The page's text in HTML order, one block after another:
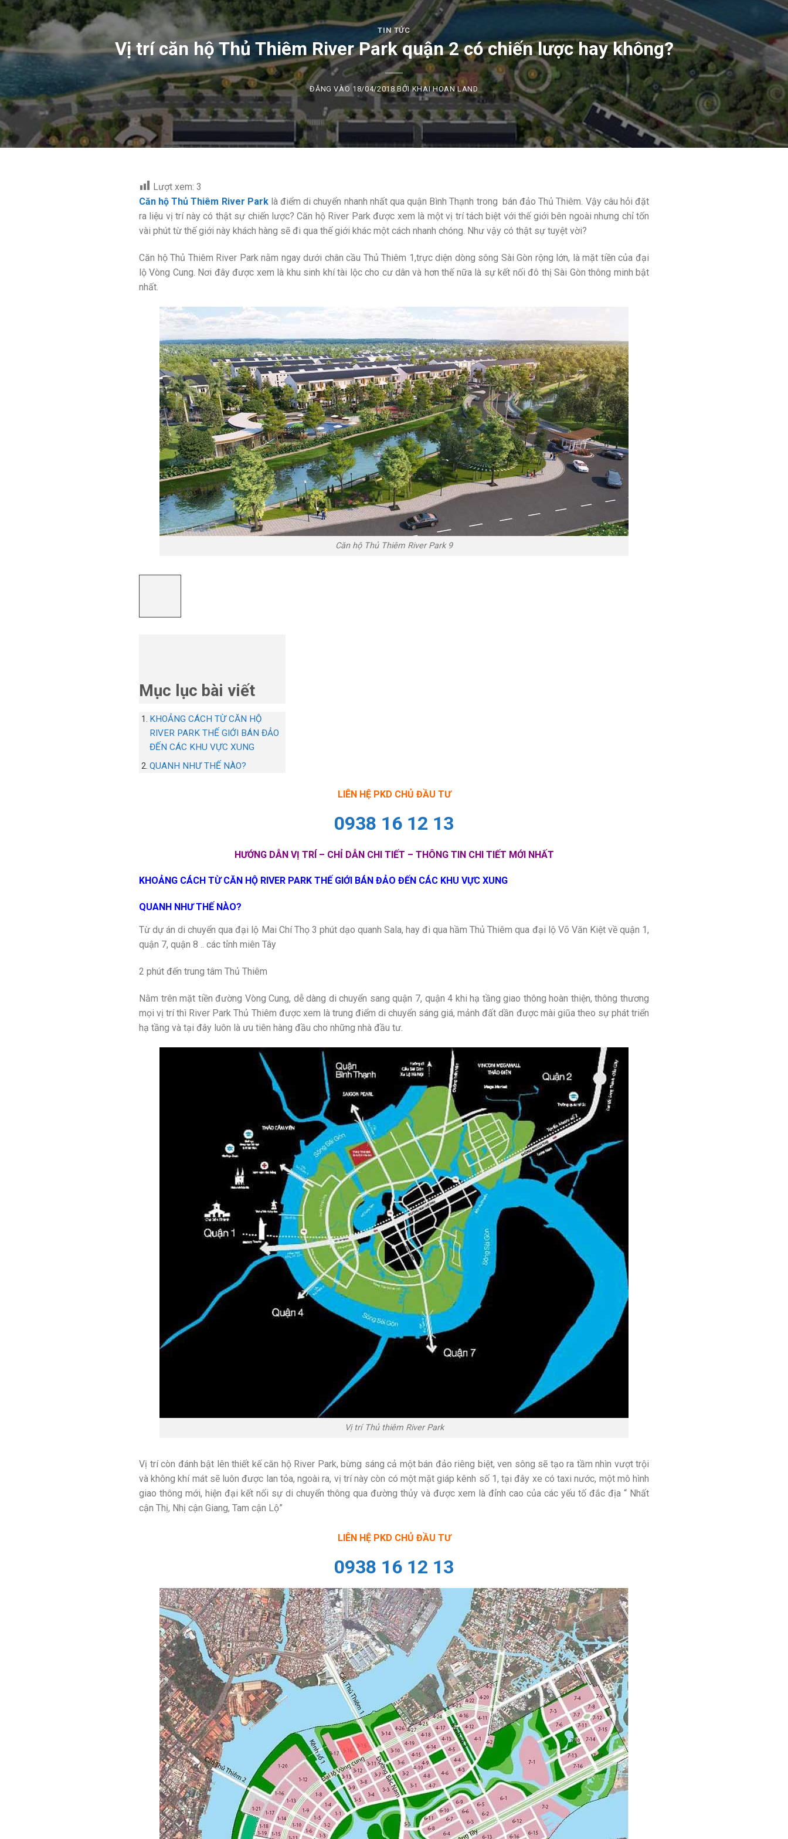
TIN TỨC
Vị trí căn hộ Thủ Thiêm River Park quận 2 có chiến lược hay không?
ĐĂNG VÀO 18/04/2018 BỞIKHAI HOAN LAND
Lượt xem: 3
Căn hộ Thủ Thiêm River Parklà điểm di chuyển nhanh nhất qua quận Bình Thạnh trong bán đảo Thủ Thiêm. Vậy câu hỏi đặt
ra liệu vị trí này có thật sự chiến lược? Căn hộ River Park được xem là một vị trí tách biệt với thế giới bên ngoài nhưng chỉ tốn
vài phút từ thế giới này khách hàng sẽ đi qua thế giới khác một cách nhanh chóng. Như vậy có thật sự tuyệt vời?
Căn hộ Thủ Thiêm River Park nằm ngay dưới chân cầu Thủ Thiêm 1,trực diện dòng sông Sài Gòn rộng lớn, là mặt tiền của đại
lộ Vòng Cung. Nơi đây được xem là khu sinh khí tài lộc cho cư dân và hơn thế nữa là sự kết nối đô thị Sài Gòn thông minh bật
nhất.
Căn hộ Thủ Thiêm River Park 9
Mục lục bài viết
KHOẢNG CÁCH TỪ CĂN HỘ
RIVER PARK THẾ GIỚI BÁN ĐẢO
ĐẾN CÁC KHU VỰC XUNG
QUANH NHƯ THẾ NÀO?
LIÊN HỆ PKD CHỦ ĐẦU TƯ
0938 16 12 13
HƯỚNG DẪN VỊ TRÍ – CHỈ DẪN CHI TIẾT – THÔNG TIN CHI TIẾT MỚI NHẤT
KHOẢNG CÁCH TỪ CĂN HỘ RIVER PARK THẾ GIỚI BÁN ĐẢO ĐẾN CÁC KHU VỰC XUNG
QUANH NHƯ THẾ NÀO?
Từ dự án di chuyển qua đại lộ Mai Chí Thọ 3 phút dạo quanh Sala, hay đi qua hầm Thủ Thiêm qua đại lộ Võ Văn Kiệt về quận 1,
quận 7, quận 8 .. các tỉnh miên Tây
2 phút đến trung tâm Thủ Thiêm
Nằm trên mặt tiền đường Vòng Cung, dễ dàng di chuyển sang quận 7, quận 4 khi hạ tầng giao thông hoàn thiện, thông thương
mọi vị trí thì River Park Thủ Thiêm được xem là trung điểm di chuyển sáng giá, mảnh đất dần được mài giũa theo sự phát triển
hạ tầng và tại đây luôn là ưu tiên hàng đầu cho những nhà đầu tư.
Vị trí Thủ thiêm River Park
Vị trí còn đánh bật lên thiết kế căn hộ River Park, bừng sáng cả một bán đảo riêng biệt, ven sông sẽ tạo ra tầm nhìn vượt trội
và không khí mát sẽ luôn được lan tỏa, ngoài ra, vị trí này còn có một mặt giáp kênh số 1, tại đây xe có taxi nước, một mô hình
giao thông mới, hiện đại kết nối sự di chuyển thông qua đường thủy và được xem là đỉnh cao của các yếu tố đắc địa “ Nhất
cận Thị, Nhị cận Giang, Tam cận Lộ”
LIÊN HỆ PKD CHỦ ĐẦU TƯ
0938 16 12 13